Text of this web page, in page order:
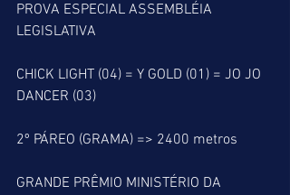
PROVA ESPECIAL ASSEMBLÉIA
LEGISLATIVA
CHICK LIGHT (04) = Y GOLD (01) = JO JO
DANCER (03)
2º PÁREO (GRAMA) => 2400 metros
GRANDE PRÊMIO MINISTÉRIO DA